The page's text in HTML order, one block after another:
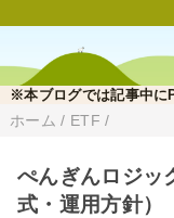
※本ブログでは記事中に
ホーム / ETF /
ぺんぎんロジッ
式・運用方針）